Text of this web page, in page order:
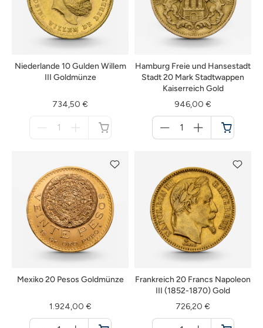
Niederlande 10 Gulden Willem
III Goldmünze
734,50 €
Hamburg Freie und Hansestadt
Stadt 20 Mark Stadtwappen
Kaiserreich Gold
946,00 €
für
Warenkorb
Mexiko 20 Pesos Goldmünze
1.924,00 €
Frankreich 20 Francs Napoleon
III (1852-1870) Gold
726,20 €